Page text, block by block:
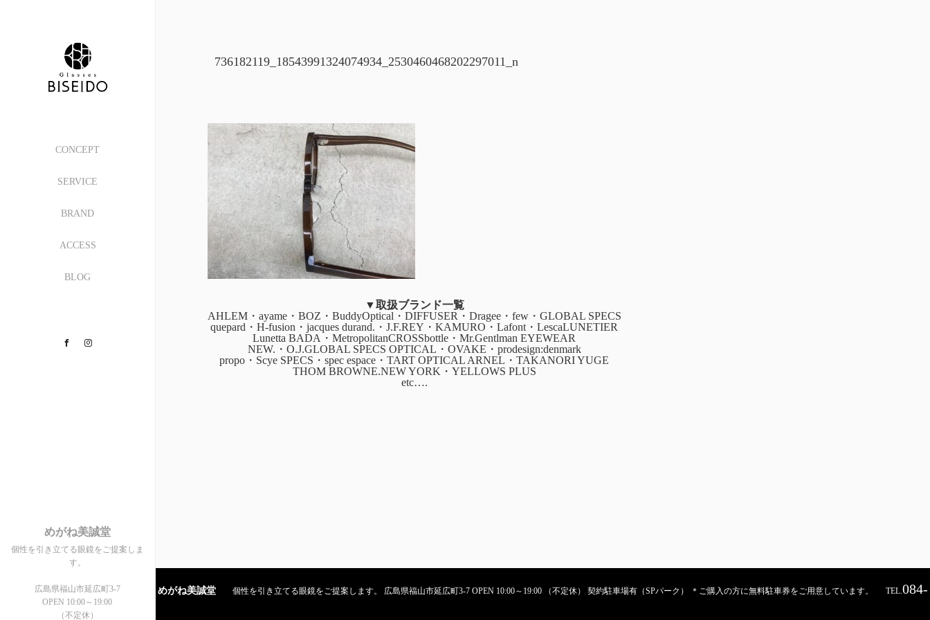
CONCEPT
SERVICE
BRAND
ACCESS
BLOG
Facebook
めがね美誠堂
個性を引き立てる眼鏡をご提案しま
す。
広島県福山市延広町3-7
OPEN 10:00～19:00
（不定休）
736182119_18543991324074934_2530460468202297011_n
▼取扱ブランド一覧
AHLEM・ayame・BOZ・BuddyOptical・DIFFUSER・Dragee・few・GLOBAL SPECS
quepard・H-fusion・jacques durand.・J.F.REY・KAMURO・Lafont・LescaLUNETIER
Lunetta BADA・MetropolitanCROSSbottle・Mr.Gentlman EYEWEAR
NEW.・O.J.GLOBAL SPECS OPTICAL・OVAKE・prodesign:denmark
propo・Scye SPECS・spec espace・TART OPTICAL ARNEL・TAKANORI YUGE
THOM BROWNE.NEW YORK・YELLOWS PLUS
etc….
めがね美誠堂 個性を引き立てる眼鏡をご提案します。 広島県福山市延広町3-7 OPEN 10:00～19:00 （不定休） 契約駐車場有（SPパーク） ＊ご購入の方に無料駐車券をご用意しています。 TEL.084-